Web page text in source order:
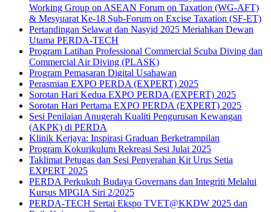
Working Group on ASEAN Forum on Taxation (WG-AFT)
& Mesyuarat Ke-18 Sub-Forum on Excise Taxation (SF-ET)
Pertandingan Selawat dan Nasyid 2025 Meriahkan Dewan
Utama PERDA-TECH
Program Latihan Professional Commercial Scuba Diving dan
Commercial Air Diving (PLASK)
Program Pemasaran Digital Usahawan
Perasmian EXPO PERDA (EXPERT) 2025
Sorotan Hari Kedua EXPO PERDA (EXPERT) 2025
Sorotan Hari Pertama EXPO PERDA (EXPERT) 2025
Sesi Penilaian Anugerah Kualiti Pengurusan Kewangan
(AKPK) di PERDA
Klinik Kerjaya: Inspirasi Graduan Berketrampilan
Program Kokurikulum Rekreasi Sesi Julai 2025
Taklimat Petugas dan Sesi Penyerahan Kit Urus Setia
EXPERT 2025
PERDA Perkukuh Budaya Governans dan Integriti Melalui
Kursus MPGIA Siri 2/2025
PERDA-TECH Sertai Ekspo TVET@KKDW 2025 dan